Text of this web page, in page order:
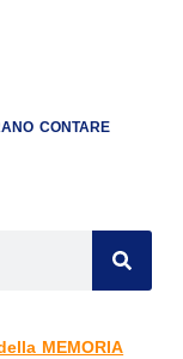
CONTARE
MEMORIA